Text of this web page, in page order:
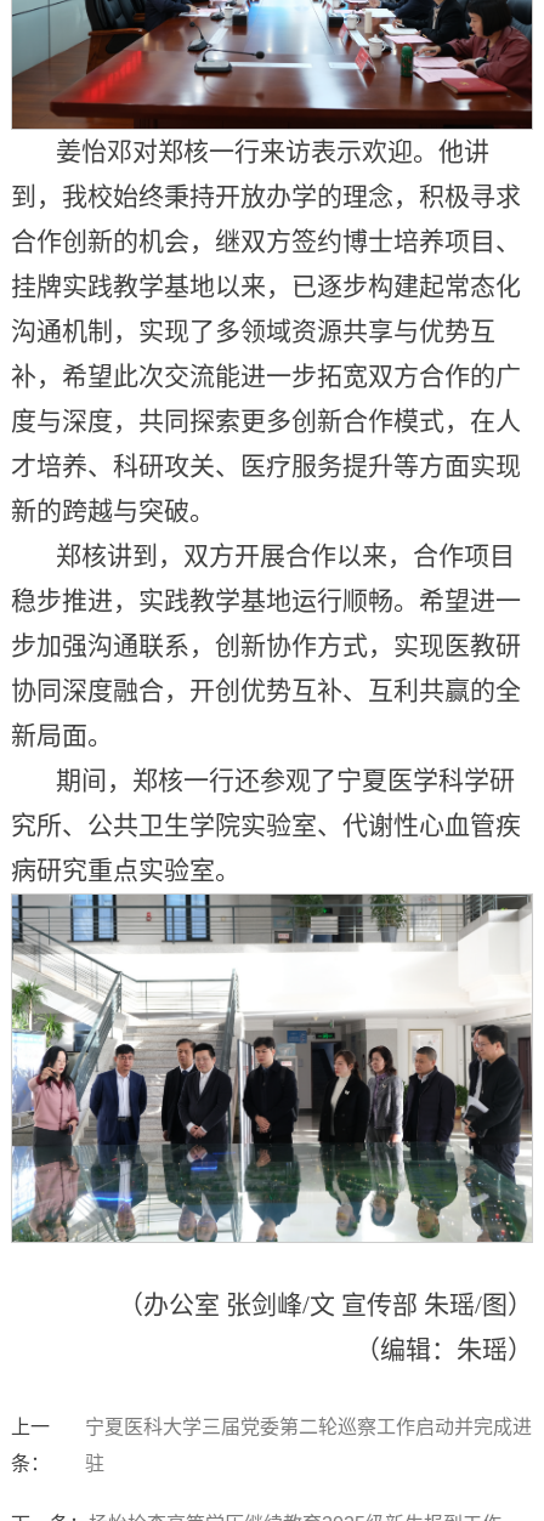
姜怡邓对郑核一行来访表示欢迎。他讲
到，我校始终秉持开放办学的理念，积极寻求
合作创新的机会，继双方签约博士培养项目、
挂牌实践教学基地以来，已逐步构建起常态化
沟通机制，实现了多领域资源共享与优势互
补，希望此次交流能进一步拓宽双方合作的广
度与深度，共同探索更多创新合作模式，在人
才培养、科研攻关、医疗服务提升等方面实现
新的跨越与突破。
郑核讲到，双方开展合作以来，合作项目
稳步推进，实践教学基地运行顺畅。希望进一
步加强沟通联系，创新协作方式，实现医教研
协同深度融合，开创优势互补、互利共赢的全
新局面。
期间，郑核一行还参观了宁夏医学科学研
究所、公共卫生学院实验室、代谢性心血管疾
病研究重点实验室。
（办公室 张剑峰/文 宣传部 朱瑶/图）
（编辑：朱瑶）
上一
条：
宁夏医科大学三届党委第二轮巡察工作启动并完成进
驻